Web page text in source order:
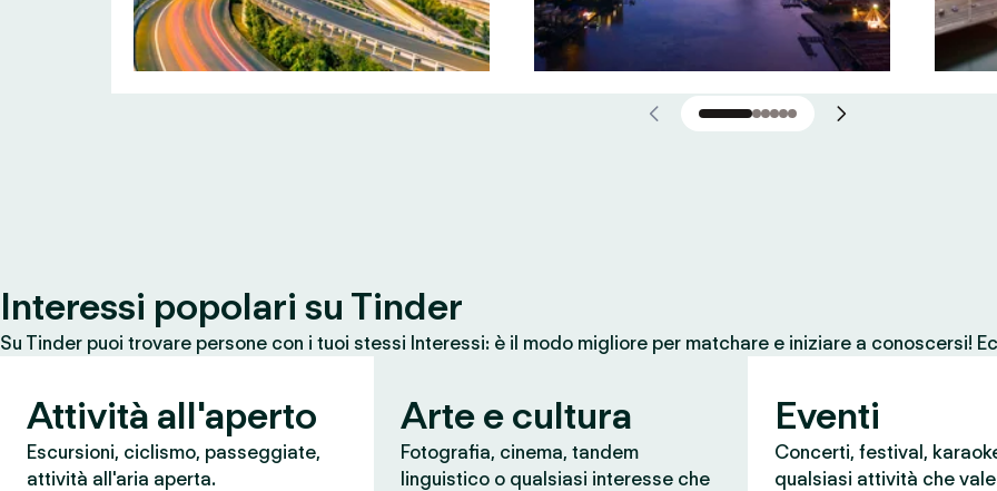
Interessi popolari su Tinder
Su Tinder puoi trovare persone con i tuoi stessi Interessi: è il modo migliore per matchare e iniziare a conoscersi!
Attività all'aperto
Escursioni, ciclismo, passeggiate,
attività all'aria aperta.
Arte e cultura
Fotografia, cinema, tandem
linguistico o qualsiasi interesse che
Eventi
Concerti, festival,
qualsiasi attività che